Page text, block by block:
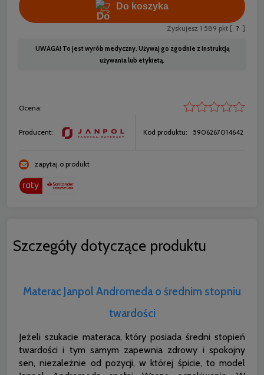
Do koszyka
Zyskujesz 1 589 pkt [ ? ]
UWAGA! To jest wyrób medyczny. Używaj go zgodnie z instrukcją
używania lub etykietą.
Ocena:
Producent: Kod produktu: 5906267014642
zapytaj o produkt
Szczegóły dotyczące produktu
Materac Janpol Andromeda o średnim stopniu
twardości
Jeżeli szukacie materaca, który posiada średni stopień
twardości i tym samym zapewnia zdrowy i spokojny
sen, niezależnie od pozycji, w której śpicie, to model